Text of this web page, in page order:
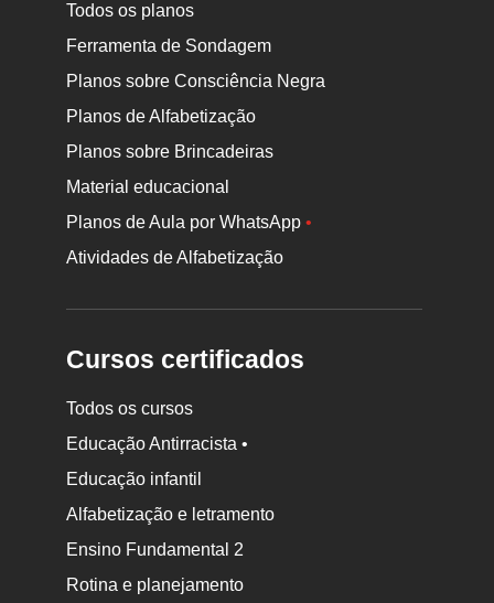
Todos os planos
Ferramenta de Sondagem
Planos sobre Consciência Negra
Planos de Alfabetização
Planos sobre Brincadeiras
Material educacional
Planos de Aula por WhatsApp•
Atividades de Alfabetização
Cursos certificados
Todos os cursos
Educação Antirracista •
Educação infantil
Alfabetização e letramento
Ensino Fundamental 2
Rotina e planejamento